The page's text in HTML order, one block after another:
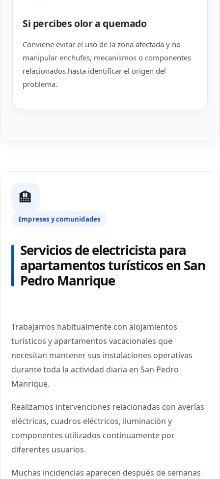
Si percibes olor a quemado
Conviene evitar el uso de la zona afectada y no
manipular enchufes, mecanismos o componentes
relacionados hasta identificar el origen del
problema.
🏨
Empresas y comunidades
Servicios de electricista para
apartamentos turísticos en San
Pedro Manrique
Trabajamos habitualmente con alojamientos
turísticos y apartamentos vacacionales que
necesitan mantener sus instalaciones operativas
durante toda la actividad diaria en San Pedro
Manrique.
Realizamos intervenciones relacionadas con averías
eléctricas, cuadros eléctricos, iluminación y
componentes utilizados continuamente por
diferentes usuarios.
Muchas incidencias aparecen después de semanas